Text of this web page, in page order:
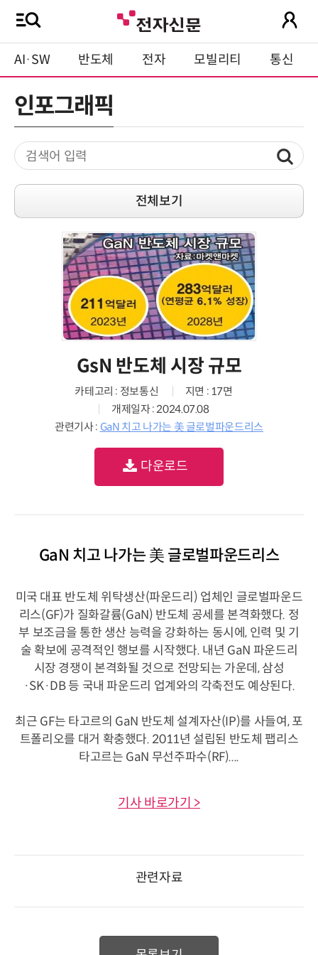
AI·SW 반도체 전자 모빌리티 통신
인포그래픽
전체보기
GsN 반도체 시장 규모
카테고리 : 정보통신
지면 : 17면
개제일자 : 2024.07.08
관련기사 : GaN 치고 나가는 美 글로벌파운드리스
다운로드
GaN 치고 나가는 美 글로벌파운드리스
미국 대표 반도체 위탁생산(파운드리) 업체인 글로벌파운드
리스(GF)가 질화갈륨(GaN) 반도체 공세를 본격화했다. 정
부 보조금을 통한 생산 능력을 강화하는 동시에, 인력 및 기
술 확보에 공격적인 행보를 시작했다. 내년 GaN 파운드리
시장 경쟁이 본격화될 것으로 전망되는 가운데, 삼성
·SK·DB 등 국내 파운드리 업계와의 각축전도 예상된다.
최근 GF는 타고르의 GaN 반도체 설계자산(IP)를 사들여, 포
트폴리오를 대거 확충했다. 2011년 설립된 반도체 팹리스
타고르는 GaN 무선주파수(RF)....
기사 바로가기 >
관련자료